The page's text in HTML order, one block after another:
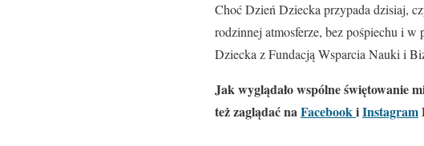
Choć Dzień Dziecka przypada dzisiaj,
rodzinnej atmosferze, bez pośpiechu i
Dziecka z Fundacją Wsparcia Nauki i
Jak wyglądało wspólne świętowanie
też zaglądać naFacebookiInstagram